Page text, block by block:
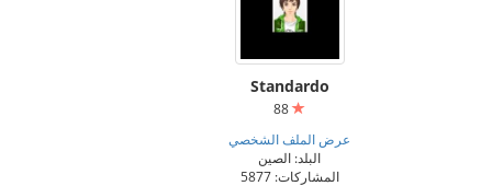
Standardo
عرض الملف الشخصي
البلد: الصين
المشاركات: 5877